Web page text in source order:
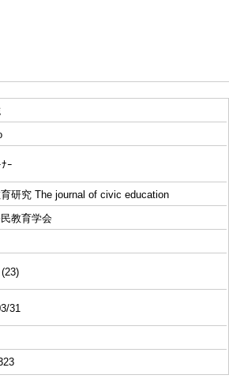
ｰ
研究 The journal of civic education
教育学会
31